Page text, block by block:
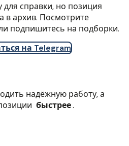
справки, но позиция
в архив. Посмотрите
подпишитесь на подборки.
на Telegram
надёжную работу, а
быстрее.